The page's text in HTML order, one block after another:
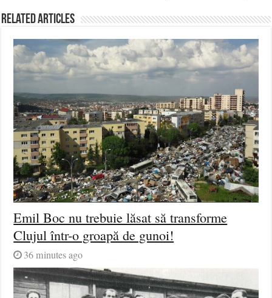
Related Articles
Emil Boc nu trebuie lăsat să transforme
Clujul într-o groapă de gunoi!
36 minutes ago